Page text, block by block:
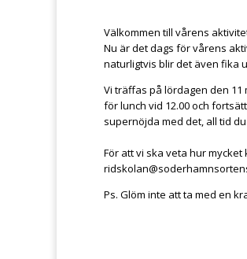
Välkommen till vårens
Nu är det dags för vårens
naturligtvis blir det även fika
Vi träffas på lördagen den 11
för lunch vid 12.00 och
supernöjda med det, all tid
För att vi ska veta hur
Ps. Glöm inte att ta med en